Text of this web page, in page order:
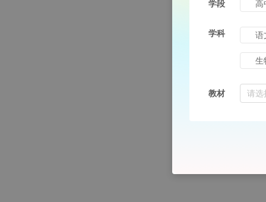
学段 高
学科 语
生
教材 请选